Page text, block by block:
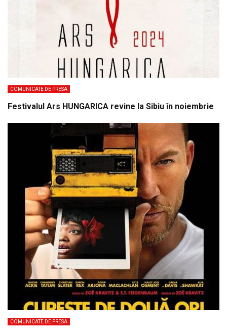
COMUNICATE DE PRESA
Festivalul Ars HUNGARICA revine la Sibiu în noiembrie
COMUNICATE DE PRESA